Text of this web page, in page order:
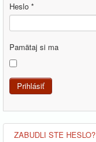
Heslo *
Pamätaj si ma
Prihlásiť
ZABUDLI STE HESLO?